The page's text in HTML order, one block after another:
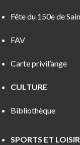
Fête du 150e de
FAV
Carte privil’ange
CULTURE
Bibliothèque
SPORTS ET